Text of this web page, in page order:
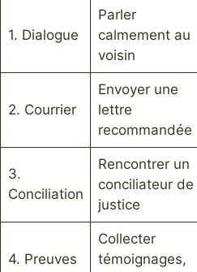
1. Dialogue
Parler
calmement au
voisin
2. Courrier
Envoyer une
lettre
recommandée
3.
Conciliation
Rencontrer un
conciliateur de
justice
4. Preuves
Collecter
témoignages,